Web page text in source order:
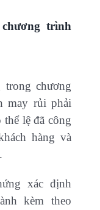
trình
chương
may rủi phải
lệ đã công
hàng và
xác định
kèm theo